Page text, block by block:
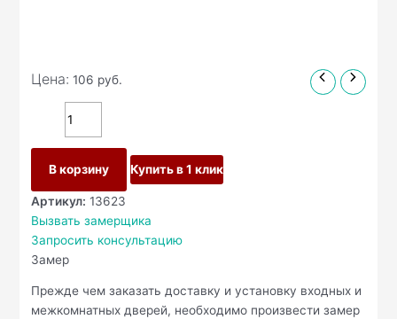
Цена: 106 руб.
В корзину Купить в 1 клик
Артикул: 13623
Вызвать замерщика
Запросить консультацию
Замер
Прежде чем заказать доставку и установку входных и
межкомнатных дверей, необходимо произвести замер